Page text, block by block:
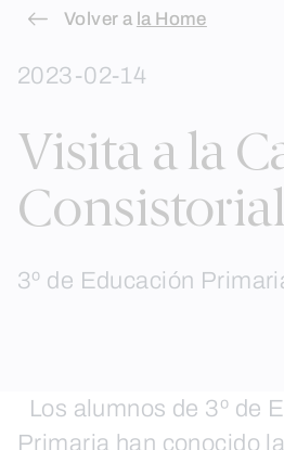
Skip
content
Volver a la Home
2023-02-14
Visita a la
Consistorial
3º de Educación
Los alumnos de 3º de
Primaria han conocido